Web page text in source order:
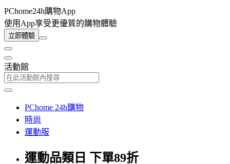
PChome24h購物App
使用App享受更優質的購物體驗
立即體驗
活動館
PChome 24h購物
時尚
運動服
運動品類日 下單89折